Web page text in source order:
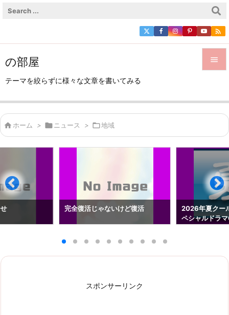
の部屋
テーマを絞らずに様々な文章を書いてみる


サイド


次へ

検索

 ホーム >  ニュース > 地域
完全復活じゃないけど復活
2026年夏クー
ペシャルドラ
スポンサーリンク